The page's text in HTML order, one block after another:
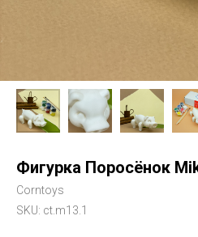
Фигурка Поросёнок
Corntoys
SKU: ct.m13.1